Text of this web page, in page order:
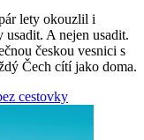
lety okouzlil i
A nejen usadit.
českou vesnici s
Čech cítí jako doma.
cestovky